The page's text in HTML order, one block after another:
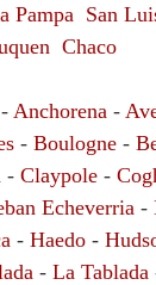
Pampa San
Chaco
- Anchorena -
- Boulogne -
- Claypole -
Echeverria -
- Haedo -
- La Tablada